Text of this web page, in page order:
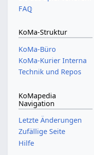
FAℚ
KoMa-Struktur
KoMa-Büro
KoMa-Kurier Interna
Technik und Repos
KoMapedia
Navigation
Letzte Änderungen
Zufällige Seite
Hilfe